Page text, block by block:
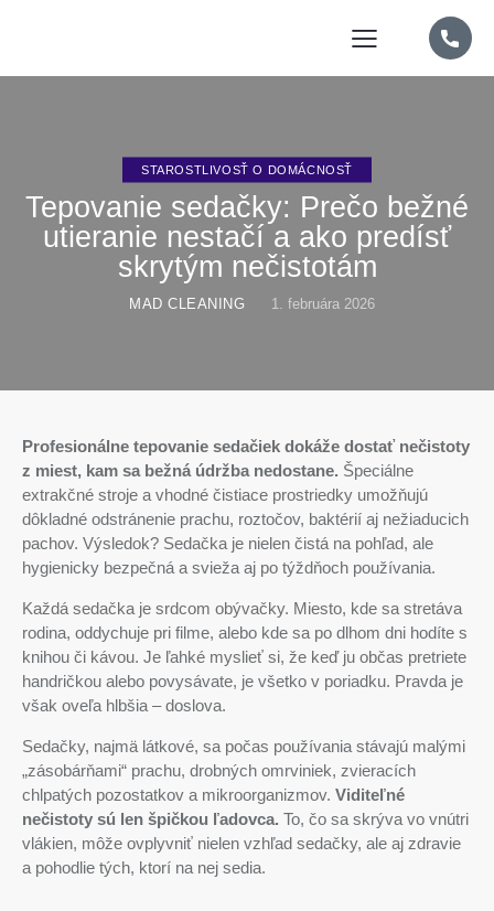
STAROSTLIVOSŤ O DOMÁCNOSŤ
Tepovanie sedačky: Prečo bežné
utieranie nestačí a ako predísť
skrytým nečistotám
MAD CLEANING 1. februára 2026
Profesionálne tepovanie sedačiek dokáže dostať nečistoty
z miest, kam sa bežná údržba nedostane. Špeciálne
extrakčné stroje a vhodné čistiace prostriedky umožňujú
dôkladné odstránenie prachu, roztočov, baktérií aj nežiaducich
pachov. Výsledok? Sedačka je nielen čistá na pohľad, ale
hygienicky bezpečná a svieža aj po týždňoch používania.
Každá sedačka je srdcom obývačky. Miesto, kde sa stretáva
rodina, oddychuje pri filme, alebo kde sa po dlhom dni hodíte s
knihou či kávou. Je ľahké myslieť si, že keď ju občas pretriete
handričkou alebo povysávate, je všetko v poriadku. Pravda je
však oveľa hlbšia – doslova.
Sedačky, najmä látkové, sa počas používania stávajú malými
„zásobárňami“ prachu, drobných omrviniek, zvieracích
chlpatých pozostatkov a mikroorganizmov. Viditeľné
nečistoty sú len špičkou ľadovca. To, čo sa skrýva vo vnútri
vlákien, môže ovplyvniť nielen vzhľad sedačky, ale aj zdravie
a pohodlie tých, ktorí na nej sedia.